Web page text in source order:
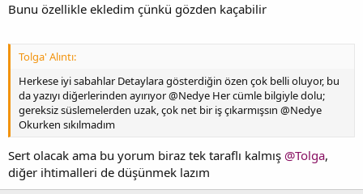
Bunu özellikle ekledim çünkü gözden kaçabilir
Tolga' Alıntı:
Herkese iyi sabahlar Detaylara gösterdiğin özen çok belli oluyor, bu
da yazıyı diğerlerinden ayırıyor @Nedye Her cümle bilgiyle dolu;
gereksiz süslemelerden uzak, çok net bir iş çıkarmışsın @Nedye
Okurken sıkılmadım
Sert olacak ama bu yorum biraz tek taraflı kalmış @Tolga,
diğer ihtimalleri de düşünmek lazım